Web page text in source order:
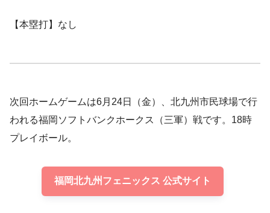
【本塁打】なし
次回ホームゲームは6月24日（金）、北九州市民球場で行
われる福岡ソフトバンクホークス（三軍）戦です。18時
プレイボール。
福岡北九州フェニックス 公式サイト